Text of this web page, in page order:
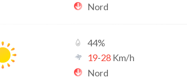
Nord
44%
19-28 Km/h
Nord